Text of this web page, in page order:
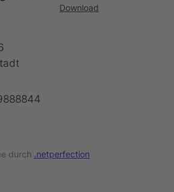
Download
durch .netperfection